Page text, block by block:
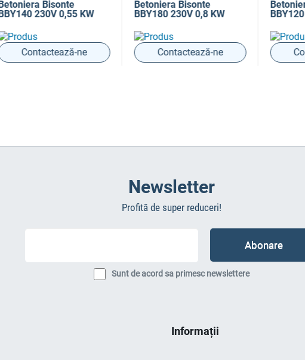
Bisonte
230V 0,55 KW
Contactează-ne
Betoniera Bisonte
BBY180 230V 0,8 KW
Contactează-ne
Betoniera
BBY120
Newsletter
Profită de super reduceri!
Sunt de acord sa primesc newslettere
Informații